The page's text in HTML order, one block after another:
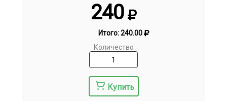
240
Итого:240.00
Количество
Купить